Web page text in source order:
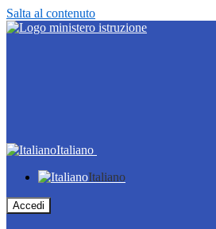
Salta al contenuto
Italiano
Italiano
Accedi